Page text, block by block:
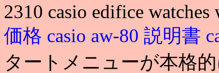
2310 casio edifice
価格 casio aw-80 説明書
タートメニューが本格